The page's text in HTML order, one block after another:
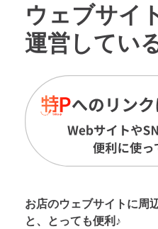
ウェブサイ
運営してい
お店のウェブサイトに周
と、とっても便利♪